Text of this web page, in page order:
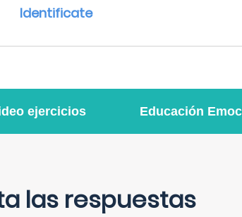
Identificate
ejercicios Educación
las respuestas